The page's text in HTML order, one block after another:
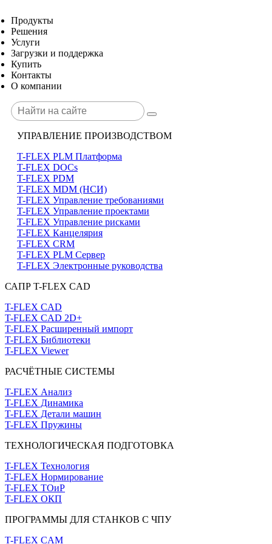
Продукты
Решения
Услуги
Загрузки и поддержка
Купить
Контакты
О компании
УПРАВЛЕНИЕ ПРОИЗВОДСТВОМ
T-FLEX PLM Платформа
T-FLEX DOCs
T-FLEX PDM
T-FLEX MDM (НСИ)
T-FLEX Управление требованиями
T-FLEX Управление проектами
T-FLEX Управление рисками
T-FLEX Канцелярия
T-FLEX CRM
T-FLEX PLM Сервер
T-FLEX Электронные руководства
САПР T-FLEX CAD
T-FLEX CAD
T-FLEX CAD 2D+
T-FLEX Расширенный импорт
T-FLEX Библиотеки
T-FLEX Viewer
РАСЧЁТНЫЕ СИСТЕМЫ
T-FLEX Анализ
T-FLEX Динамика
T-FLEX Детали машин
T-FLEX Пружины
ТЕХНОЛОГИЧЕСКАЯ ПОДГОТОВКА
T-FLEX Технология
T-FLEX Нормирование
T-FLEX ТОиР
T-FLEX ОКП
ПРОГРАММЫ ДЛЯ СТАНКОВ С ЧПУ
T-FLEX CAM